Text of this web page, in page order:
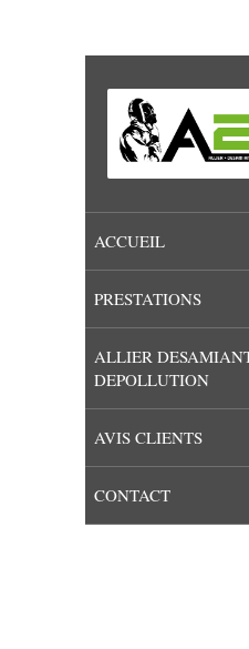
ACCUEIL
PRESTATIONS
ALLIER
DEPOLLUTION
AVIS CLIENTS
CONTACT